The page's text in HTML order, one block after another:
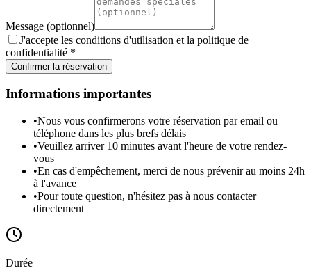
Message (optionnel)
J'accepte les conditions d'utilisation et la politique de
confidentialité *
Confirmer la réservation
Informations importantes
•Nous vous confirmerons votre réservation par email ou
téléphone dans les plus brefs délais
•Veuillez arriver 10 minutes avant l'heure de votre rendez-
vous
•En cas d'empêchement, merci de nous prévenir au moins 24h
à l'avance
•Pour toute question, n'hésitez pas à nous contacter
directement
Durée